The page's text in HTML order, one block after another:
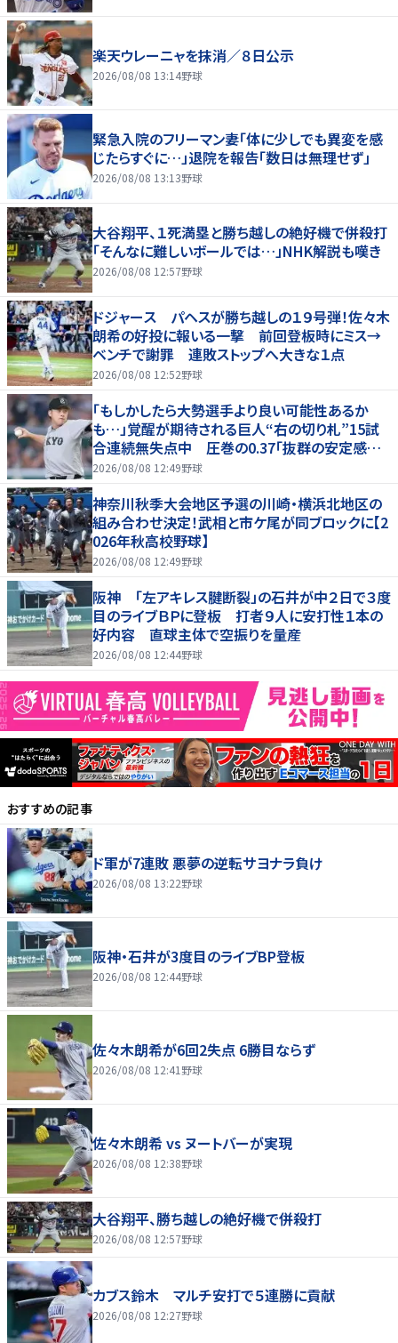
楽天ウレーニャを抹消／８日公示
2026/08/08 13:14野球
緊急入院のフリーマン妻「体に少しでも異変を感
じたらすぐに…」退院を報告「数日は無理せず」
2026/08/08 13:13野球
大谷翔平、１死満塁と勝ち越しの絶好機で併殺打
「そんなに難しいボールでは…」NHK解説も嘆き
2026/08/08 12:57野球
ドジャース パヘスが勝ち越しの１９号弾！佐々木
朗希の好投に報いる一撃 前回登板時にミス→
ベンチで謝罪 連敗ストップへ大きな１点
2026/08/08 12:52野球
「もしかしたら大勢選手より良い可能性あるか
も…」覚醒が期待される巨人“右の切り札”15試
合連続無失点中 圧巻の0.37「抜群の安定感を
持っている」
2026/08/08 12:49野球
神奈川秋季大会地区予選の川崎・横浜北地区の
組み合わせ決定！武相と市ケ尾が同ブロックに【2
026年秋高校野球】
2026/08/08 12:49野球
阪神 「左アキレス腱断裂」の石井が中２日で３度
目のライブＢＰに登板 打者９人に安打性１本の
好内容 直球主体で空振りを量産
2026/08/08 12:44野球
おすすめの記事
ド軍が7連敗 悪夢の逆転サヨナラ負け
2026/08/08 13:22野球
阪神・石井が3度目のライブBP登板
2026/08/08 12:44野球
佐々木朗希が6回2失点 6勝目ならず
2026/08/08 12:41 野球
佐々木朗希 vs ヌートバーが実現
2026/08/08 12:38野球
大谷翔平、勝ち越しの絶好機で併殺打
2026/08/08 12:57野球
カブス鈴木 マルチ安打で５連勝に貢献
2026/08/08 12:27野球